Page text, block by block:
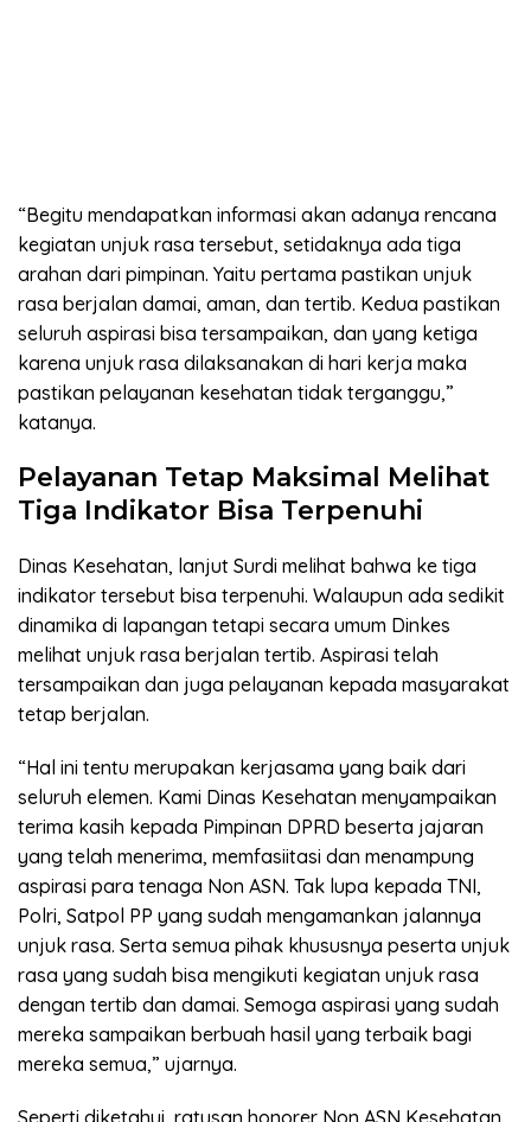
“Begitu mendapatkan informasi akan adanya rencana
kegiatan unjuk rasa tersebut, setidaknya ada tiga
arahan dari pimpinan. Yaitu pertama pastikan unjuk
rasa berjalan damai, aman, dan tertib. Kedua pastikan
seluruh aspirasi bisa tersampaikan, dan yang ketiga
karena unjuk rasa dilaksanakan di hari kerja maka
pastikan pelayanan kesehatan tidak terganggu,”
katanya.
Pelayanan Tetap Maksimal Melihat
Tiga Indikator Bisa Terpenuhi
Dinas Kesehatan, lanjut Surdi melihat bahwa ke tiga
indikator tersebut bisa terpenuhi. Walaupun ada sedikit
dinamika di lapangan tetapi secara umum Dinkes
melihat unjuk rasa berjalan tertib. Aspirasi telah
tersampaikan dan juga pelayanan kepada masyarakat
tetap berjalan.
“Hal ini tentu merupakan kerjasama yang baik dari
seluruh elemen. Kami Dinas Kesehatan menyampaikan
terima kasih kepada Pimpinan DPRD beserta jajaran
yang telah menerima, memfasiitasi dan menampung
aspirasi para tenaga Non ASN. Tak lupa kepada TNI,
Polri, Satpol PP yang sudah mengamankan jalannya
unjuk rasa. Serta semua pihak khususnya peserta unjuk
rasa yang sudah bisa mengikuti kegiatan unjuk rasa
dengan tertib dan damai. Semoga aspirasi yang sudah
mereka sampaikan berbuah hasil yang terbaik bagi
mereka semua,” ujarnya.
Seperti diketahui, ratusan honorer Non ASN Kesehatan